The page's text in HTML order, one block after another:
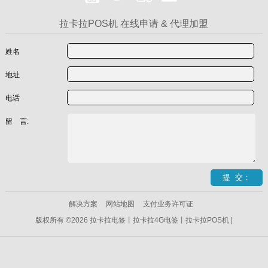
拉卡拉POS机 在线申请 & 代理加盟
姓名
地址
电话
留 言:
解决方案 网站地图
支付业务许可证
版权所有 ©2026 拉卡拉电签丨拉卡拉4G电签丨拉卡拉POS机 |